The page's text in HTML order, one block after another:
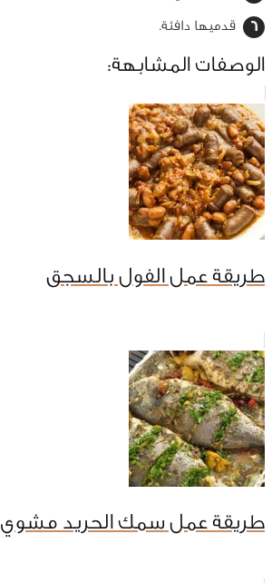
قدميها دافئة.
الوصفات المشابهة:
طريقة عمل الفول بالسجق
طريقة عمل سمك الحريد مشوي